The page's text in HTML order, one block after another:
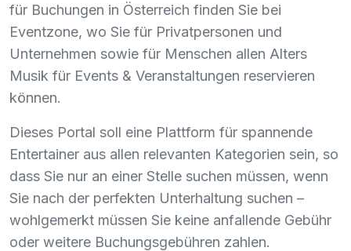
für Buchungen in Österreich finden Sie bei
Eventzone, wo Sie für Privatpersonen und
Unternehmen sowie für Menschen allen Alters
Musik für Events & Veranstaltungen reservieren
können.
Dieses Portal soll eine Plattform für spannende
Entertainer aus allen relevanten Kategorien sein, so
dass Sie nur an einer Stelle suchen müssen, wenn
Sie nach der perfekten Unterhaltung suchen –
wohlgemerkt müssen Sie keine anfallende Gebühr
oder weitere Buchungsgebühren zahlen.